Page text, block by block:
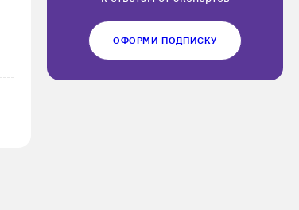
ОФОРМИ ПОДПИСКУ